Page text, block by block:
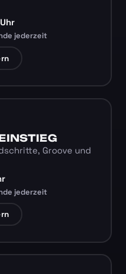
jederzeit
Groove und
jederzeit